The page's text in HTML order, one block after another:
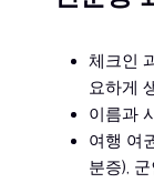
체크인
요하게
이름과
여행 여
분증),